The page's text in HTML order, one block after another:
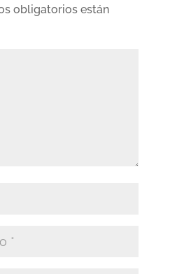
obligatorios están